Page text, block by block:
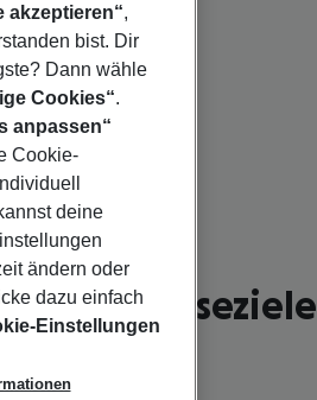
Reiseziele
akzeptieren“,
bist. Dir
Dann wähle
Cookies“.
anpassen“
Cookie-
deine
ändern oder
dazu einfach
Einstellungen